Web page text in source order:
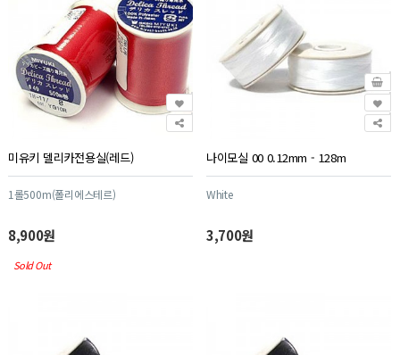
미유키 델리카전용실(레드)
1롤500m(폴리에스테르)
8,900원
Sold Out
나이모실 00 0.12mm - 128m
White
3,700원